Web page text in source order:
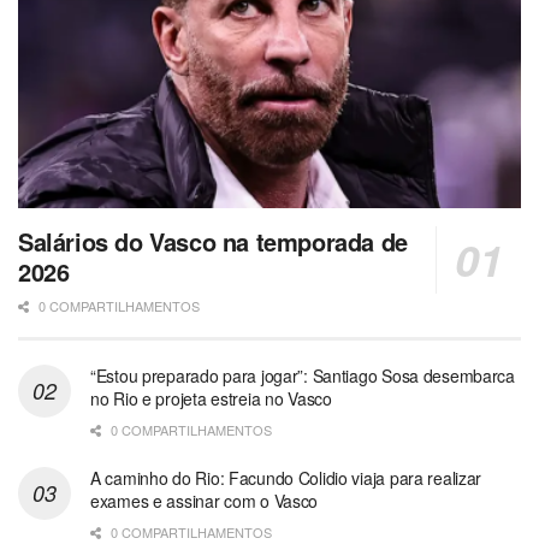
Salários do Vasco na temporada de
2026
0 COMPARTILHAMENTOS
“Estou preparado para jogar”: Santiago Sosa desembarca
no Rio e projeta estreia no Vasco
0 COMPARTILHAMENTOS
A caminho do Rio: Facundo Colidio viaja para realizar
exames e assinar com o Vasco
0 COMPARTILHAMENTOS